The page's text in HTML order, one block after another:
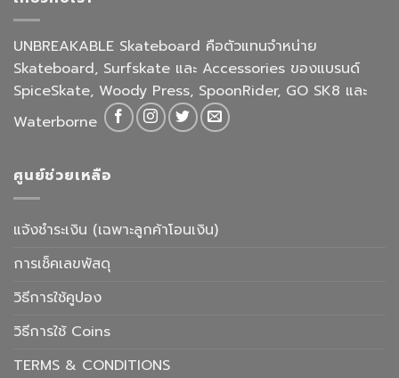
UNBREAKABLE Skateboard คือตัวแทนจำหน่าย
Skateboard, Surfskate และ Accessories ของแบรนด์
SpiceSkate, Woody Press, SpoonRider, GO SK8 และ
Waterborne
ศูนย์ช่วยเหลือ
แจ้งชำระเงิน (เฉพาะลูกค้าโอนเงิน)
การเช็คเลขพัสดุ
วิธีการใช้คูปอง
วิธีการใช้ Coins
TERMS & CONDITIONS